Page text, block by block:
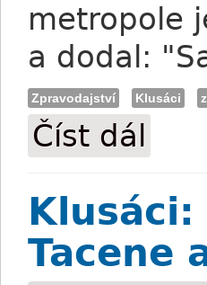
metropole
a dodal:
Zpravodajství Klusáci
Číst dál
Tacene